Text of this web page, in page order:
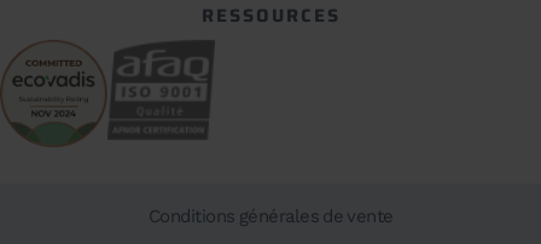
RESSOURCES
Conditions générales de vente